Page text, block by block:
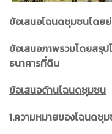
ข้อเสนอโฉนดชุมชนโดย
ข้อเสนอภาพรวมโดยสรุ
ธนาคารที่ดิน
ข้อเสนอด้านโฉนดชุมชน
1.ความหมายของโฉนดชุ